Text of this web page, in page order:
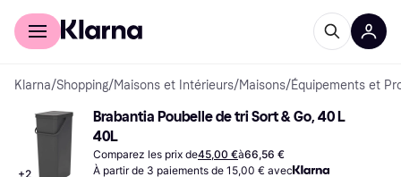
Acheter avec Klarna
Klarna/Shopping/Maisons et Intérieurs/Maisons/Équipements et
+2
Brabantia Poubelle de tri Sort & Go, 40 L
40L
Comparez les prix de45,00 €à66,56 €
À partir de 3 paiements de 15,00 € avec